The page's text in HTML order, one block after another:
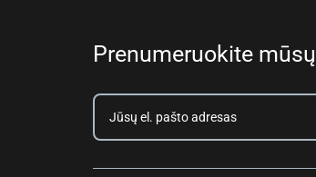
Prenumeruokite